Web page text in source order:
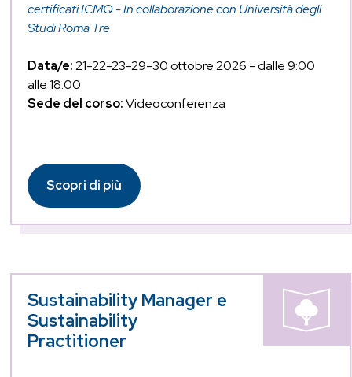
certificati ICMQ - In collaborazione con Università degli
Studi Roma Tre
Data/e:21-22-23-29-30 ottobre 2026 - dalle 9:00
alle 18:00
Sede del corso:Videoconferenza
Scopri di più
Sustainability Manager e
Sustainability
Practitioner